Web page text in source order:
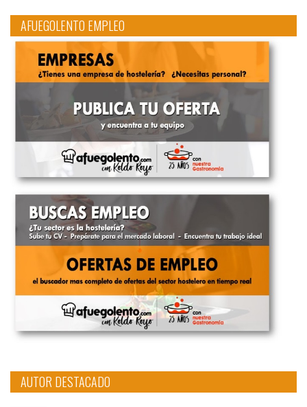
AFUEGOLENTO EMPLEO
AUTOR DESTACADO